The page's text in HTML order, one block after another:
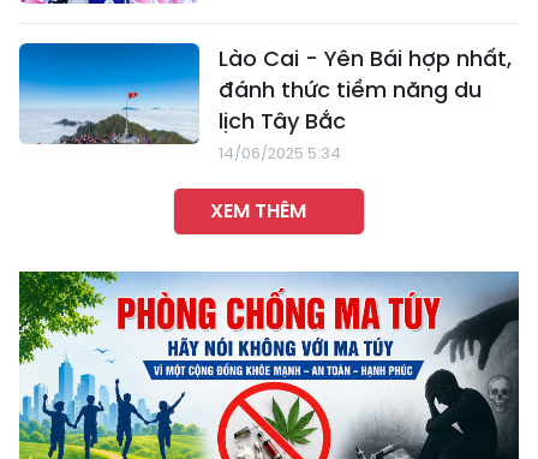
Lào Cai - Yên Bái hợp nhất,
đánh thức tiềm năng du
lịch Tây Bắc
14/06/2025 5:34
XEM THÊM